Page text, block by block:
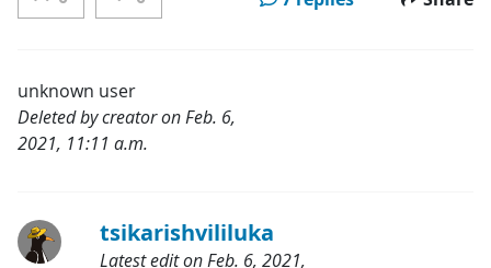
unknown user
Deleted by creator on Feb. 6,
2021, 11:11 a.m.
tsikarishvililuka
Latest edit on Feb. 6, 2021,